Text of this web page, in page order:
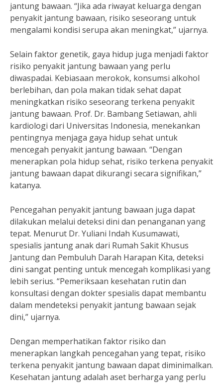
jantung bawaan. “Jika ada riwayat keluarga dengan
penyakit jantung bawaan, risiko seseorang untuk
mengalami kondisi serupa akan meningkat,” ujarnya.
Selain faktor genetik, gaya hidup juga menjadi faktor
risiko penyakit jantung bawaan yang perlu
diwaspadai. Kebiasaan merokok, konsumsi alkohol
berlebihan, dan pola makan tidak sehat dapat
meningkatkan risiko seseorang terkena penyakit
jantung bawaan. Prof. Dr. Bambang Setiawan, ahli
kardiologi dari Universitas Indonesia, menekankan
pentingnya menjaga gaya hidup sehat untuk
mencegah penyakit jantung bawaan. “Dengan
menerapkan pola hidup sehat, risiko terkena penyakit
jantung bawaan dapat dikurangi secara signifikan,”
katanya.
Pencegahan penyakit jantung bawaan juga dapat
dilakukan melalui deteksi dini dan penanganan yang
tepat. Menurut Dr. Yuliani Indah Kusumawati,
spesialis jantung anak dari Rumah Sakit Khusus
Jantung dan Pembuluh Darah Harapan Kita, deteksi
dini sangat penting untuk mencegah komplikasi yang
lebih serius. “Pemeriksaan kesehatan rutin dan
konsultasi dengan dokter spesialis dapat membantu
dalam mendeteksi penyakit jantung bawaan sejak
dini,” ujarnya.
Dengan memperhatikan faktor risiko dan
menerapkan langkah pencegahan yang tepat, risiko
terkena penyakit jantung bawaan dapat diminimalkan.
Kesehatan jantung adalah aset berharga yang perlu